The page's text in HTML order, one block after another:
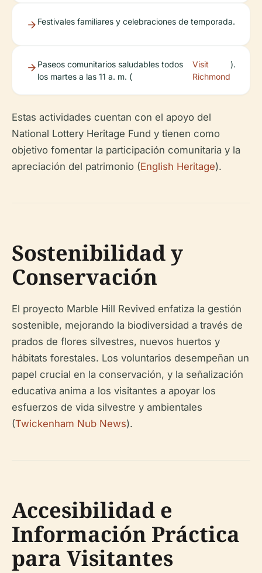
Festivales familiares y celebraciones de temporada.
Paseos comunitarios saludables todos
los martes a las 11 a. m. (
Visit
Richmond
).
Estas actividades cuentan con el apoyo del
National Lottery Heritage Fund y tienen como
objetivo fomentar la participación comunitaria y la
apreciación del patrimonio (English Heritage).
Sostenibilidad y
Conservación
El proyecto Marble Hill Revived enfatiza la gestión
sostenible, mejorando la biodiversidad a través de
prados de flores silvestres, nuevos huertos y
hábitats forestales. Los voluntarios desempeñan un
papel crucial en la conservación, y la señalización
educativa anima a los visitantes a apoyar los
esfuerzos de vida silvestre y ambientales
(Twickenham Nub News).
Accesibilidad e
Información Práctica
para Visitantes